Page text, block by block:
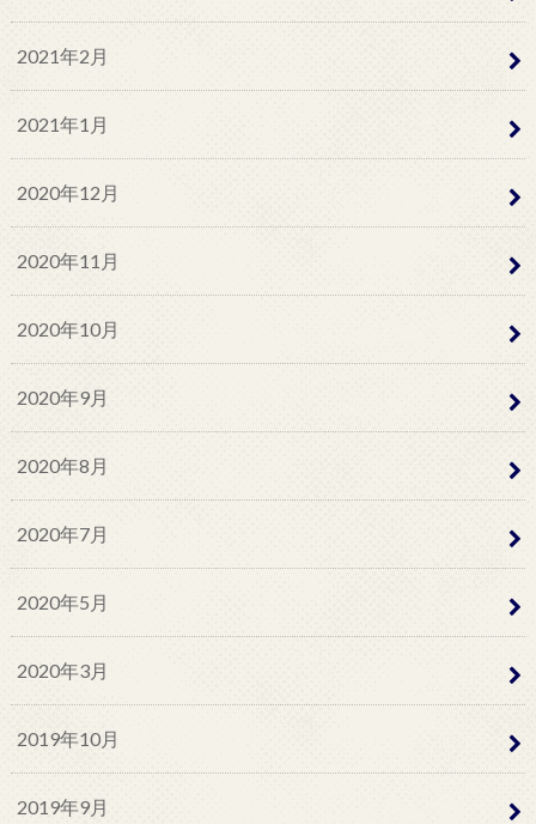
2021年2月
2021年1月
2020年12月
2020年11月
2020年10月
2020年9月
2020年8月
2020年7月
2020年5月
2020年3月
2019年10月
2019年9月